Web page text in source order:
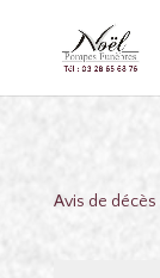
Avis de décès